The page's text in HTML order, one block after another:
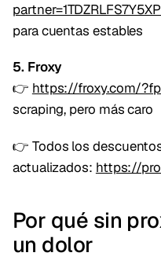
para cuentas estables
5. Froxy
👉 https://froxy.com/
scraping, pero más caro
👉 Todos los
actualizados: https://
Por qué sin
un dolor